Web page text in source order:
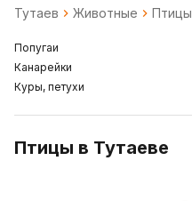
Тутаев Животные Птицы
Попугаи
Канарейки
Куры, петухи
Птицы в Тутаеве